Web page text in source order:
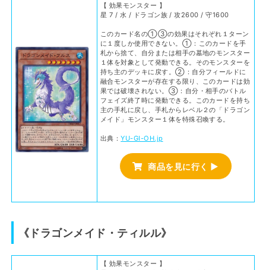
【 効果モンスター 】
星 7 / 水 / ドラゴン族 / 攻2600 / 守1600
このカード名の①③の効果はそれぞれ１ターン
に１度しか使用できない。①：このカードを手
札から捨て、自分または相手の墓地のモンスター
１体を対象として発動できる。そのモンスターを
持ち主のデッキに戻す。②：自分フィールドに
融合モンスターが存在する限り、このカードは効
果では破壊されない。③：自分・相手のバトル
フェイズ終了時に発動できる。このカードを持ち
主の手札に戻し、手札からレベル２の「ドラゴン
メイド」モンスター１体を特殊召喚する。
出典：YU-GI-OH.jp
商品を見に行く ▶
《ドラゴンメイド・ティルル》
【 効果モンスター 】